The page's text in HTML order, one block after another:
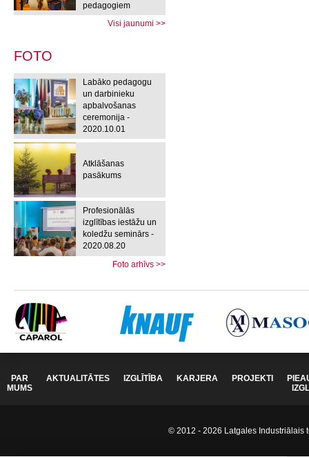
pedagogiem
Visi jaunumi >>
FOTO
Labāko pedagogu
un darbinieku
apbalvošanas
ceremonija -
2020.10.01
Atklāšanas
pasākums
Profesionālās
izglītības iestāžu un
koledžu seminārs -
2020.08.20
Foto arhīvs >>
PAR
MUMS
AKTUALITĀTES IZGLĪTĪBA KARJERA PROJEKTI
© 2012 - 2026 Latgales Industriālais